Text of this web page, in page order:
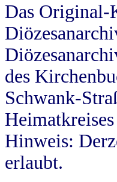
Das Original-
des
Schwank-
Hinweis:
erlaubt.